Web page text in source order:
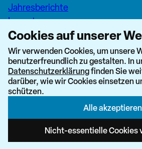
Jahresberichte
Inserate
Pfarreiseiten Stadt Zürich
Dashboard Forum+
Cookies auf unserer
Wir verwenden Cookies, um unsere
benutzerfreundlich zu gestalten. In
Datenschutzerklärungfinden Sie
darüber, wie wir Cookies einsetzen
schützen.
Alle akzeptieren
Nicht-essentielle Cookies
Newsletter